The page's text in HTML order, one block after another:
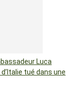
Luca
tué dans une